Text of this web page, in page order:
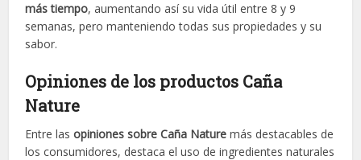
más tiempo, aumentando así su vida útil entre 8 y 9
semanas, pero manteniendo todas sus propiedades y su
sabor.
Opiniones de los productos Caña
Nature
Entre lasopiniones sobre Caña Nature más destacables de
los consumidores, destaca el uso de ingredientes naturales